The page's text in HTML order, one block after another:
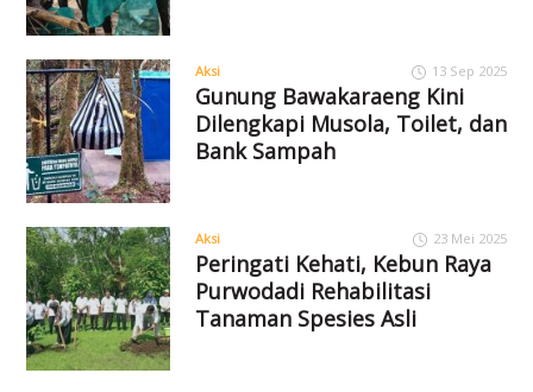
Aksi 13 Sep 2025
Gunung Bawakaraeng Kini
Dilengkapi Musola, Toilet, dan
Bank Sampah
Aksi 23 Mei 2025
Peringati Kehati, Kebun Raya
Purwodadi Rehabilitasi
Tanaman Spesies Asli